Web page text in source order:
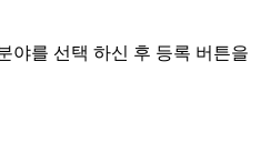
야를 선택 하신 후 등록 버튼을